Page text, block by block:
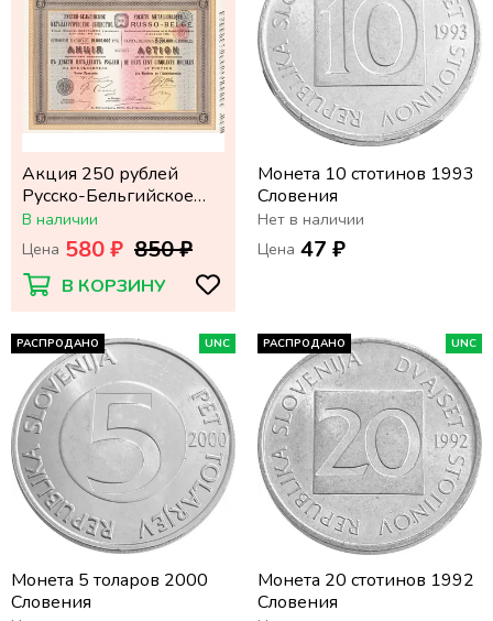
Акция 250 рублей
Русско-Бельгийское
металлургическое
общество 1900 года
В наличии
Цена 580 ₽ 850 ₽
В КОРЗИНУ
Монета 10 стотинов 1993
Словения
Нет в наличии
Цена 47 ₽
РАСПРОДАНО UNC
Монета 5 толаров 2000
Словения
РАСПРОДАНО UNC
Монета 20 стотинов 1992
Словения